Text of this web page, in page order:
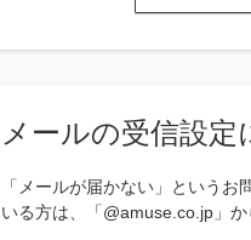
メールの受信設定
「メールが届かない」という
いる方は、「@amuse.co.jp」